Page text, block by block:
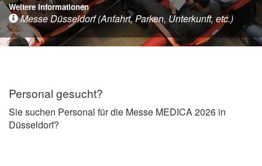
Weitere Informationen
Messe Düsseldorf (Anfahrt, Parken, Unterkunft, etc.)
Personal gesucht?
Sie suchen Personal für die Messe MEDICA 2026 in
Düsseldorf?